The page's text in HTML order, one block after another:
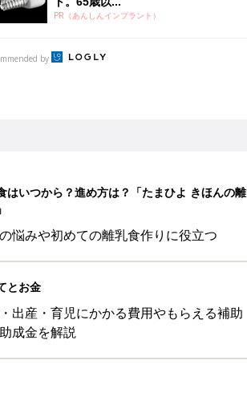
PR（あんしんインプラント）
by
はいつから？進め方は？「たまひよ きほんの離
悩みや初めての離乳食作りに役立つ
とお金
出産・育児にかかる費用やもらえる補助
成金を解説